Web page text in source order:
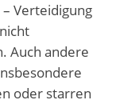
Verteidigung
Auch andere
oder starren